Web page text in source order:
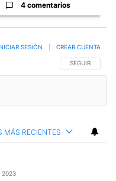
4 comentarios
SIGA ESTA
SEGUIR
SESIÓN CREAR CUENTA
MÁS RECIENTES
2023